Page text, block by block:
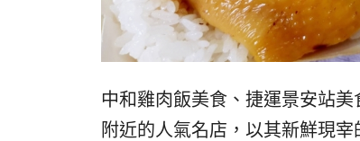
中和雞肉飯美食、捷運景安站美
附近的人氣名店，以其新鮮現